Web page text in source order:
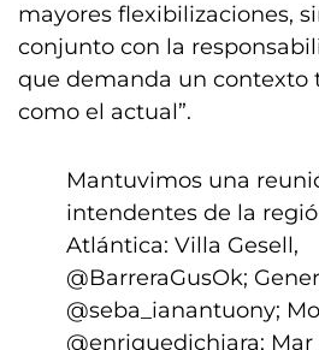
mayores flexibilizaciones,
conjunto con la
que demanda un contexto
como el actual”.
Mantuvimos una
intendentes de la
Atlántica: Villa Gesell,
@BarreraGusOk;
@seba_ianantuony;
@enriquedichiara;